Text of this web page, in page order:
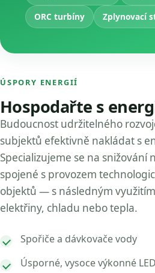
ORC turbíny
Zplynovací
ÚSPORY ENERGIÍ
Hospodařte s
Budoucnost udržitelného
subjektů efektivně nakládat s
Specializujeme se na snižování
spojené s provozem
objektů — s následným
elektřiny, chladu nebo tepla.
Spořiče a dávkovače vody
Úsporné, vysoce výkonné